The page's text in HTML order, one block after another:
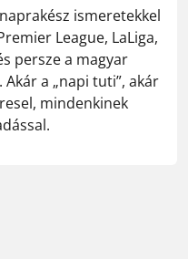
ismeretekkel
League, LaLiga,
persze a magyar
a „napi tuti”, akár
mindenkinek